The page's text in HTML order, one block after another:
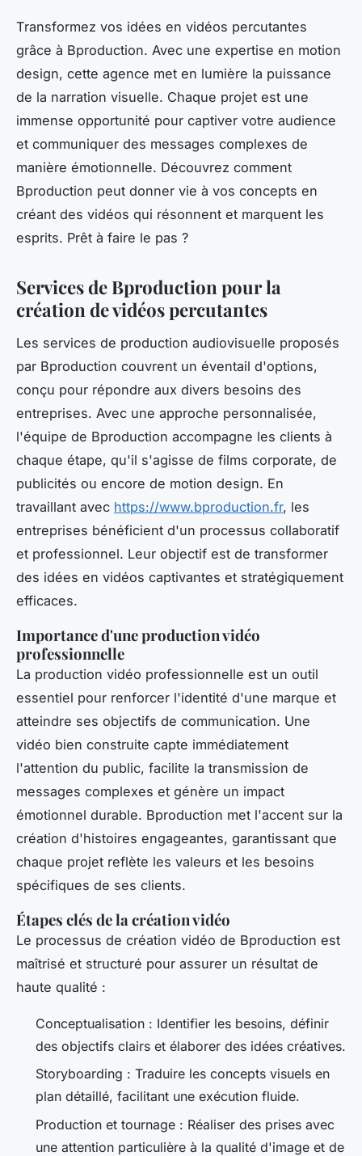
Transformez vos idées en vidéos percutantes
grâce à Bproduction. Avec une expertise en motion
design, cette agence met en lumière la puissance
de la narration visuelle. Chaque projet est une
immense opportunité pour captiver votre audience
et communiquer des messages complexes de
manière émotionnelle. Découvrez comment
Bproduction peut donner vie à vos concepts en
créant des vidéos qui résonnent et marquent les
esprits. Prêt à faire le pas ?
Services de Bproduction pour la
création de vidéos percutantes
Les services de production audiovisuelle proposés
par Bproduction couvrent un éventail d'options,
conçu pour répondre aux divers besoins des
entreprises. Avec une approche personnalisée,
l'équipe de Bproduction accompagne les clients à
chaque étape, qu'il s'agisse de films corporate, de
publicités ou encore de motion design. En
travaillant avec https://www.bproduction.fr, les
entreprises bénéficient d'un processus collaboratif
et professionnel. Leur objectif est de transformer
des idées en vidéos captivantes et stratégiquement
efficaces.
Importance d'une production vidéo
professionnelle
La production vidéo professionnelle est un outil
essentiel pour renforcer l'identité d'une marque et
atteindre ses objectifs de communication. Une
vidéo bien construite capte immédiatement
l'attention du public, facilite la transmission de
messages complexes et génère un impact
émotionnel durable. Bproduction met l'accent sur la
création d'histoires engageantes, garantissant que
chaque projet reflète les valeurs et les besoins
spécifiques de ses clients.
Étapes clés de la création vidéo
Le processus de création vidéo de Bproduction est
maîtrisé et structuré pour assurer un résultat de
haute qualité :
Conceptualisation : Identifier les besoins, définir
des objectifs clairs et élaborer des idées créatives.
Storyboarding : Traduire les concepts visuels en
plan détaillé, facilitant une exécution fluide.
Production et tournage : Réaliser des prises avec
une attention particulière à la qualité d'image et de